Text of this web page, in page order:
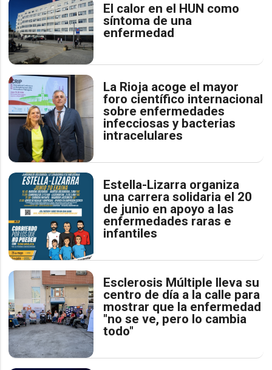
El calor en el HUN como
síntoma de una
enfermedad
La Rioja acoge el mayor
foro científico internacional
sobre enfermedades
infecciosas y bacterias
intracelulares
Estella-Lizarra organiza
una carrera solidaria el 20
de junio en apoyo a las
enfermedades raras e
infantiles
Esclerosis Múltiple lleva su
centro de día a la calle para
mostrar que la enfermedad
"no se ve, pero lo cambia
todo"